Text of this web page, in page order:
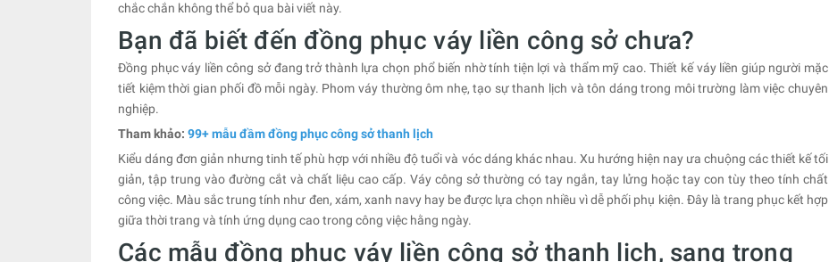
chắc chắn không thể bỏ qua bài viết này.
Bạn đã biết đến đồng phục váy liền công sở chưa?
Đồng phục váy liền công sở đang trở thành lựa chọn phổ biến nhờ tính tiện lợi và thẩm mỹ cao. Thiết kế váy liền giúp người mặc
tiết kiệm thời gian phối đồ mỗi ngày. Phom váy thường ôm nhẹ, tạo sự thanh lịch và tôn dáng trong môi trường làm việc chuyên
nghiệp.
Tham khảo: 99+ mẫu đầm đồng phục công sở thanh lịch
Kiểu dáng đơn giản nhưng tinh tế phù hợp với nhiều độ tuổi và vóc dáng khác nhau. Xu hướng hiện nay ưa chuộng các thiết kế tối
giản, tập trung vào đường cắt và chất liệu cao cấp. Váy công sở thường có tay ngắn, tay lửng hoặc tay con tùy theo tính chất
công việc. Màu sắc trung tính như đen, xám, xanh navy hay be được lựa chọn nhiều vì dễ phối phụ kiện. Đây là trang phục kết hợp
giữa thời trang và tính ứng dụng cao trong công việc hằng ngày.
Các mẫu đồng phục váy liền công sở thanh lịch, sang trọng